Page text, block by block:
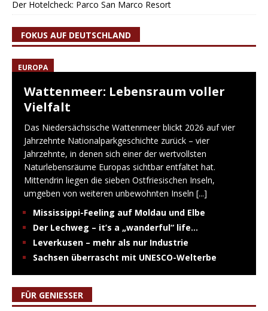
Der Hotelcheck: Parco San Marco Resort
FOKUS AUF DEUTSCHLAND
EUROPA
Wattenmeer: Lebensraum voller
Vielfalt
Das Niedersächsische Wattenmeer blickt 2026 auf vier
Jahrzehnte Nationalparkgeschichte zurück – vier
Jahrzehnte, in denen sich einer der wertvollsten
Naturlebensräume Europas sichtbar entfaltet hat.
Mittendrin liegen die sieben Ostfriesischen Inseln,
umgeben von weiteren unbewohnten Inseln [...]
Mississippi-Feeling auf Moldau und Elbe
Der Lechweg – it’s a „wanderful“ life…
Leverkusen – mehr als nur Industrie
Sachsen überrascht mit UNESCO-Welterbe
FÜR GENIESSER